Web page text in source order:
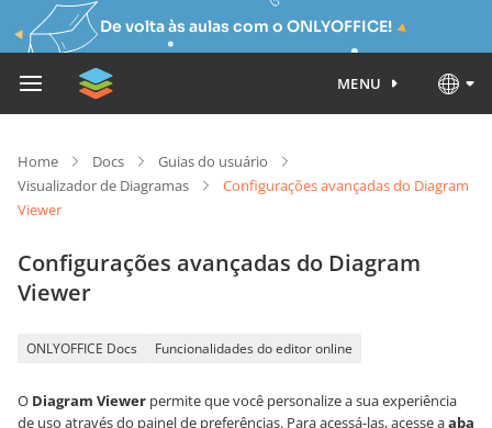
De volta às aulas com o ONLYOFFICE!
MENU
Home Docs
Guias do usuário
Visualizador de Diagramas
Configurações avançadas do Diagram
Viewer
Configurações avançadas do Diagram
Viewer
ONLYOFFICE Docs Funcionalidades do editor online
O Diagram Viewer permite que você personalize a sua experiência
de uso através do painel de preferências. Para acessá-las, acesse aaba